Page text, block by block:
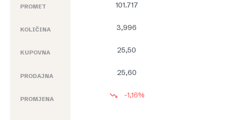
PROMET
KOLIČINA
KUPOVNA
PRODAJNA
PROMJENA
101.717
3,996
25,50
25,60
-1,16%